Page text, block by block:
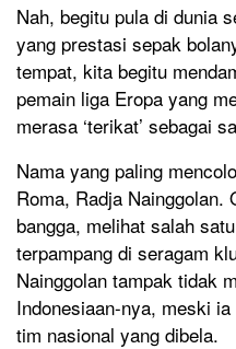
Nah, begitu pula di dunia
yang prestasi sepak
tempat, kita begitu
pemain liga Eropa yang
merasa ‘terikat’ sebagai
Nama yang paling
Roma, Radja Nainggolan.
bangga, melihat salah
terpampang di seragam
Nainggolan tampak tidak
Indonesiaan-nya, meski
tim nasional yang dibela.